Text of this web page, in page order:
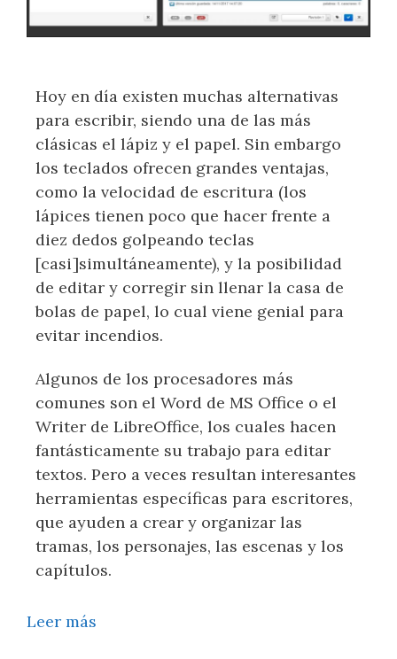
Hoy en día existen muchas alternativas
para escribir, siendo una de las más
clásicas el lápiz y el papel. Sin embargo
los teclados ofrecen grandes ventajas,
como la velocidad de escritura (los
lápices tienen poco que hacer frente a
diez dedos golpeando teclas
[casi]simultáneamente), y la posibilidad
de editar y corregir sin llenar la casa de
bolas de papel, lo cual viene genial para
evitar incendios.
Algunos de los procesadores más
comunes son el Word de MS Office o el
Writer de LibreOffice, los cuales hacen
fantásticamente su trabajo para editar
textos. Pero a veces resultan interesantes
herramientas específicas para escritores,
que ayuden a crear y organizar las
tramas, los personajes, las escenas y los
capítulos.
Leer más